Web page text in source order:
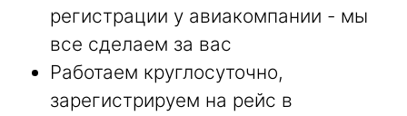
регистрации у авиакомпании - мы
все сделаем за вас
Работаем круглосуточно,
зарегистрируем на рейс в